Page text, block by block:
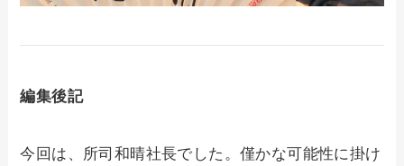
編集後記
今回は、所司和晴社長でした。僅かな可能性に掛け